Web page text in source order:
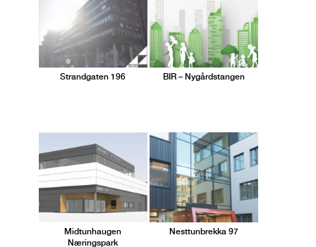
Strandgaten 196 BIR – Nygårdstangen
Midtunhaugen
Næringspark
Nesttunbrekka 97